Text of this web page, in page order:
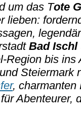
um das Tote
lieben:
Bad Ischl
Region bis ins
und Steiermark
, charmanten
Abenteurer,